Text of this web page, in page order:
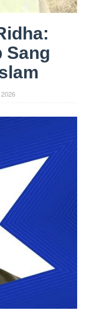
Sang